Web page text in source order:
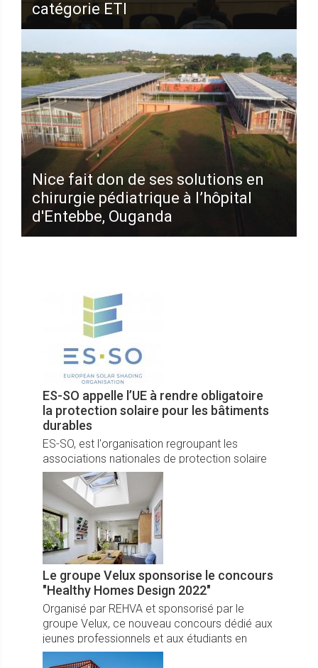
catégorie ETI
Nice fait don de ses solutions en
chirurgie pédiatrique à l’hôpital
d'Entebbe, Ouganda
ES-SO appelle l’UE à rendre obligatoire
la protection solaire pour les bâtiments
durables
ES-SO, est l'organisation regroupant les
associations nationales de protection solaire
au sein de l’UE
Le groupe Velux sponsorise le concours
"Healthy Homes Design 2022"
Organisé par REHVA et sponsorisé par le
groupe Velux, ce nouveau concours dédié aux
jeunes professionnels et aux étudiants en
ingénierie permettra d'identifier des solutions